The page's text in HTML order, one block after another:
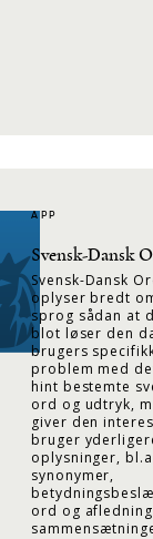
APP
Svensk-Dansk
Svensk-Dansk
oplyser bredt
sprog sådan at
blot løser den
brugers
problem med
hint bestemte
ord og udtryk,
giver den
bruger
oplysninger,
synonymer,
ord og